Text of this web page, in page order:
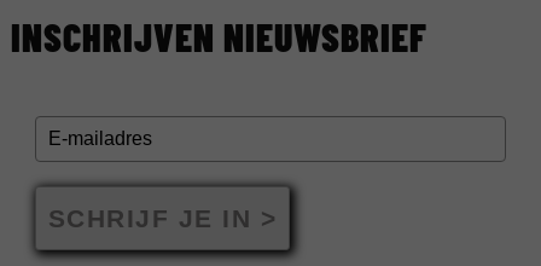
INSCHRIJVEN NIEUWSBRIEF
SCHRIJF JE IN >